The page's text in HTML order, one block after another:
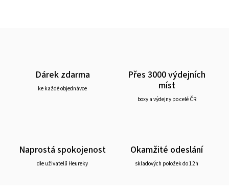
Dárek zdarma
ke každé objednávce
Přes 3000 výdejních
míst
boxy a výdejny po celé ČR
Naprostá spokojenost
dle uživatelů Heureky
Okamžité odeslání
skladových položek do 12h